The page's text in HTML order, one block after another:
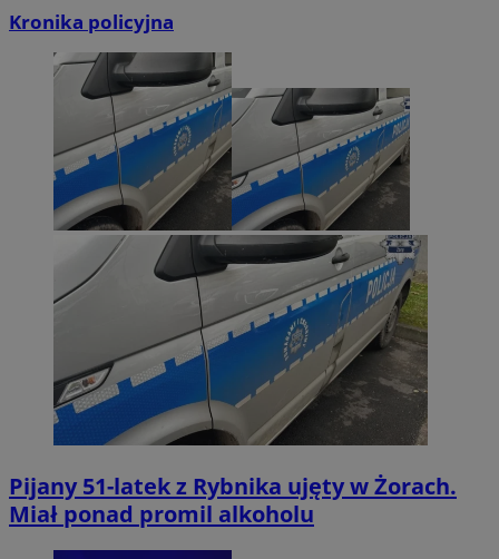
Kronika policyjna
Pijany 51-latek z Rybnika ujęty w Żorach.
Miał ponad promil alkoholu